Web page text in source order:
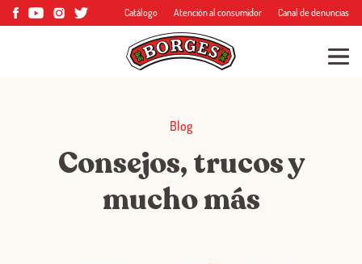
Catálogo Atención al consumidor Canal de denuncias
Blog
Consejos, trucos y
mucho más